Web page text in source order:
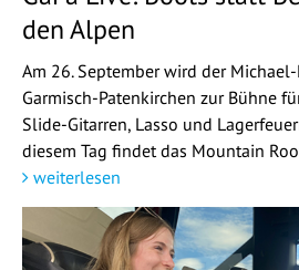
den Alpen
Am 26. September wird der
Garmisch-Patenkirchen zur Bühne
Slide-Gitarren, Lasso und
diesem Tag findet das Mountain
weiterlesen